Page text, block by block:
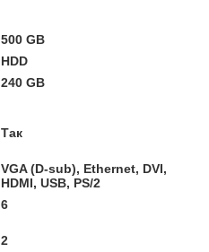
500 GB
HDD
240 GB
Так
VGA (D-sub), Ethernet, DVI,
HDMI, USB, PS/2
6
2